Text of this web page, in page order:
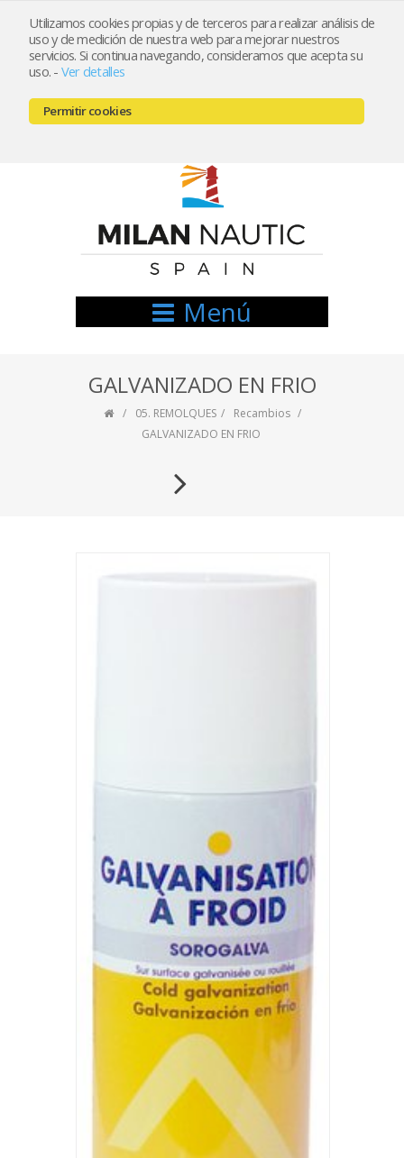
Utilizamos cookies propias y de terceros para realizar análisis de
uso y de medición de nuestra web para mejorar nuestros
servicios. Si continua navegando, consideramos que acepta su
uso. - Ver detalles
Permitir cookies
Registrarse Mi cuenta
666521122 // 654999333
Menú
GALVANIZADO EN FRIO
05. REMOLQUES
Recambios
GALVANIZADO EN FRIO